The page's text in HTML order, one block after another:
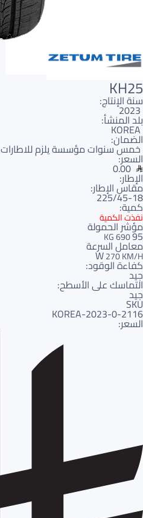
AR
KH25
سنة الإنتاج:
2023
بلد المنشأ:
KOREA
الضمان:
خمس سنوات مؤسسة يلزم للاطارات
السعر:
0.00
الإطار:
مقاس الإطار:
225/45-18
كمية:
نفذت الكمية
مؤشر الحمولة
95
690 KG
معامل السرعة
W270 KM/H
كفاءة الوقود:
جيد
التماسك على الأسطح:
جيد
SKU
2116-KOREA-2023-0
السعر: